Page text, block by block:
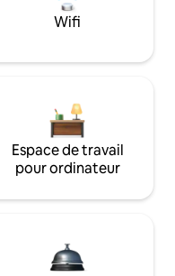
Wifi
Espace de travail
pour ordinateur